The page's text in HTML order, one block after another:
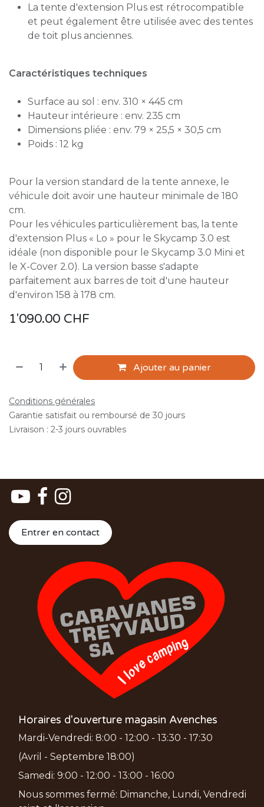
La tente d'extension Plus est rétrocompatible
et peut également être utilisée avec des tentes
de toit plus anciennes.
Caractéristiques techniques
Surface au sol : env. 310 × 445 cm
Hauteur intérieure : env. 235 cm
Dimensions pliée : env. 79 × 25,5 × 30,5 cm
Poids : 12 kg
Pour la version standard de la tente annexe, le
véhicule doit avoir une hauteur minimale de 180
cm.
Pour les véhicules particulièrement bas, la tente
d'extension Plus « Lo » pour le Skycamp 3.0 est
idéale (non disponible pour le Skycamp 3.0 Mini et
le X-Cover 2.0). La version basse s'adapte
parfaitement aux barres de toit d'une hauteur
d'environ 158 à 178 cm.
1'090.00 CHF
Ajouter au panier
Conditions générales
Garantie satisfait ou remboursé de 30 jours
Livraison : 2-3 jours ouvrables
Entrer en contact
Horaires d'ouverture magasin Avenches
Mardi-Vendredi: 8:00 - 12:00 - 13:30 - 17:30
(Avril - Septembre 18:00)
Samedi: 9:00 - 12:00 - 13:00 - 16:00
Nous sommes fermé: Dimanche, Lundi, Vendredi